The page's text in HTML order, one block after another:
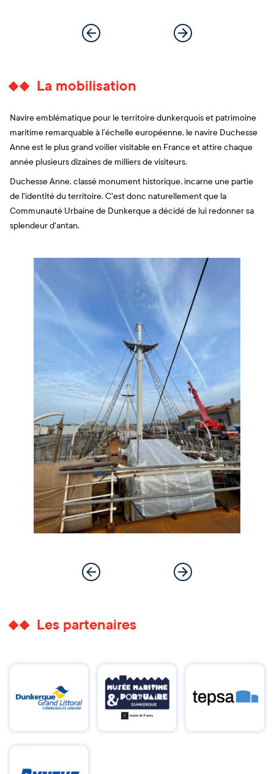
La mobilisation
Navire emblématique pour le territoire dunkerquois et patrimoine
maritime remarquable à l’échelle européenne, le navire Duchesse
Anne est le plus grand voilier visitable en France et attire chaque
année plusieurs dizaines de milliers de visiteurs.
Duchesse Anne, classé monument historique, incarne une partie
de l'identité du territoire. C'est donc naturellement que la
Communauté Urbaine de Dunkerque a décidé de lui redonner sa
splendeur d'antan.
Les partenaires